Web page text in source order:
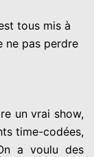
tous mis à
ne pas perdre
un vrai show,
time-codées,
a voulu des